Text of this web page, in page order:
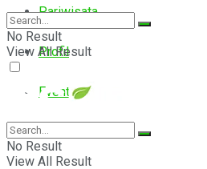
Pariwisata
Profil
Event
E-Magazine
No Result
View All Result
No Result
View All Result